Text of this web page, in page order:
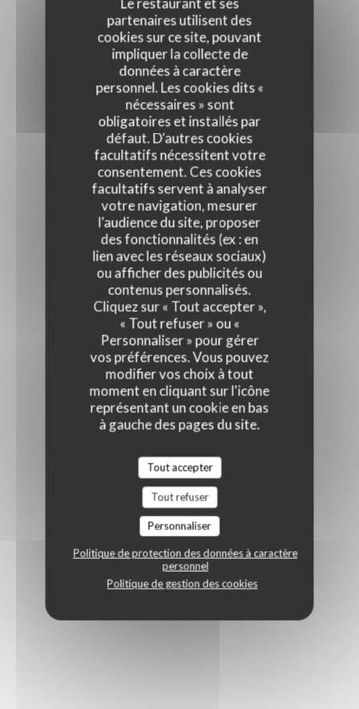
partenaires utilisent des
cookies sur ce site, pouvant
impliquer la collecte de
données à caractère
personnel. Les cookies dits «
nécessaires » sont
obligatoires et installés par
défaut. D'autres cookies
facultatifs nécessitent votre
consentement. Ces cookies
facultatifs servent à analyser
votre navigation, mesurer
l'audience du site, proposer
des fonctionnalités (ex : en
lien avec les réseaux sociaux)
ou afficher des publicités ou
contenus personnalisés.
Cliquez sur « Tout accepter »,
« Tout refuser » ou «
Personnaliser » pour gérer
vos préférences. Vous pouvez
modifier vos choix à tout
moment en cliquant sur l'icône
représentant un cookie en bas
à gauche des pages du site.
Tout accepter
Tout refuser
Personnaliser
Politique de protection des données à caractère
personnel
Politique de gestion des cookies